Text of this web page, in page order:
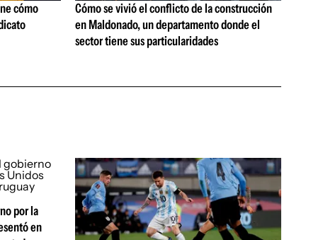
cómo
Cómo se vivió el conflicto de la construcción
en Maldonado, un departamento donde el
sector tiene sus particularidades
por la
en